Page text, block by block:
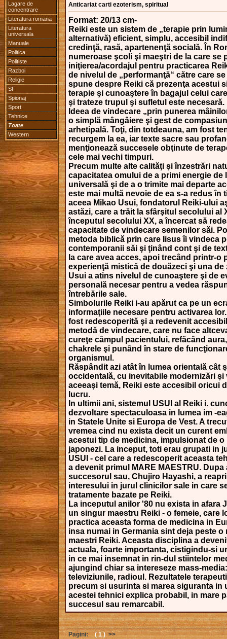
Lagare de
concentrare
Literatura romana
Literatura
universala
Manuale
Politica
Politiste
Razboi
Religie
SF
Spionaj
Sport
Tehnice
Toate
Western
Anticariat carti ezoterism, spiritual
Format: 20/13 cm-
Reiki este un sistem de „terapie prin
alternativă) eficient, simplu, accesibil
credinţă, rasă, apartenenţă socială. În
numeroase şcoli şi maeştri de la care se
iniţierea/acordajul pentru practicarea
de nivelul de „performanţă“ către care
spune despre Reiki că prezenţa acestui
terapie şi cunoaştere în bagajul celui
şi trateze trupul şi sufletul este necesară.
Ideea de vindecare „prin punerea
o simplă mângâiere şi gest de
arhetipală. Toţi, din totdeauna, am fost
recurgem la ea, iar texte sacre sau
menţionează succesele obţinute de
cele mai vechi timpuri.
Precum multe alte calităţi şi înzestrări
capacitatea omului de a primi energie de
universală şi de a o trimite mai departe
este mai multă nevoie de ea s-a redus în
aceea Mikao Usui, fondatorul Reiki-ului
astăzi, care a trăit la sfârşitul secolului al
începutul secolului XX, a încercat să
capacitate de vindecare semenilor săi.
metoda biblică prin care Iisus îi vindeca
contemporanii săi şi ţinând cont şi de
la care avea acces, apoi trecând printr-o
experienţă mistică de douăzeci şi una de
Usui a atins nivelul de cunoaştere şi de
personală necesar pentru a vedea
întrebările sale.
Simbolurile Reiki i-au apărut ca pe un
informaţiile necesare pentru activarea
fost redescoperită şi a redevenit
metodă de vindecare, care nu face
cureţe câmpul pacientului, refăcând
chakrele şi punând în stare de
organismul.
Răspândit azi atât în lumea orientală cât
occidentală, cu inevitabile modernizări şi
aceeaşi temă, Reiki este accesibil oricui
lucru.
In ultimii ani, sistemul USUI al Reiki i.
dezvoltare spectaculoasa in lumea im -
in Statele Unite si Europa de Vest. A
vremea cind nu exista decit un curent
acestui tip de medicina, impulsionat de o
japonezi. La inceput, toti erau grupati in
USUI - cel care a redescoperit aceasta
a devenit primul MARE MAESTRU. Dupa
succesorul sau, Chujiro Hayashi, a
interesului in jurul clinicilor sale in care
tratamente bazate pe Reiki.
La inceputul anilor '80 nu exista in afara
un singur maestru Reiki - o femeie, care
practica aceasta forma de medicina in
insa numai in Germania sint deja peste o
maestri Reiki. Aceasta disciplina a
actuala, foarte importanta, cistigindu-si
in ce mai insemnat in rin-dul stiintelor
ajungind chiar sa intereseze mass-
televiziunile, radioul. Rezultatele
precum si usurinta si marea siguranta in
acestei tehnici explica probabil, in mare
succesul sau remarcabil.
Pagini: ( 1 )>>